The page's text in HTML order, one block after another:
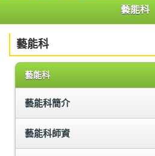
藝能科
藝能科
藝能科
藝能科簡介
藝能科師資